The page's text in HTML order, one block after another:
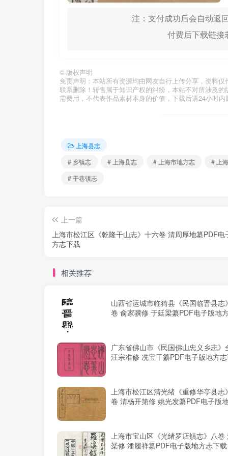
注：支付成功后会自动返
付费后下载链接
© 版权声明
免责声明：本站所有资源均由网友自行上传分享，资料
联系删除！转售属于知识产权的纠纷，本站不对所涉及
需费用，不代表作品素材本身的价值，下载后请24小时
上海县志
# 乡镇志
# 上海县志 # 上海市地方志
# 上
# 干巷镇志
上一篇
上海市松江区《乾隆干山志》十六卷 清周厚地纂PDF电
方志下载
相关推荐
山西省运城市临猗县《民国临晋县志
卷 俞家骥修 于廷梁纂PDF电子版地
广东省佛山市《民国佛山忠义乡志》
汪宗准修 冼宝干纂PDF电子版地方
上海市松江区清光绪《重修华亭县志
卷 清杨开第修 姚光发纂PDF电子版
上海市宝山区《光绪罗店镇志》八卷
棻修 潘履祥纂PDF电子版地方志下载